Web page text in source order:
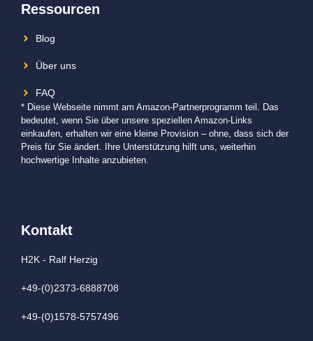
Ressourcen
Blog
Über uns
FAQ
* Diese Webseite nimmt am Amazon-Partnerprogramm teil. Das
bedeutet, wenn Sie über unsere speziellen Amazon-Links
einkaufen, erhalten wir eine kleine Provision – ohne, dass sich der
Preis für Sie ändert. Ihre Unterstützung hilft uns, weiterhin
hochwertige Inhalte anzubieten.
Kontakt
H2K - Ralf Herzig
+49-(0)2373-6888708
+49-(0)1578-5757496